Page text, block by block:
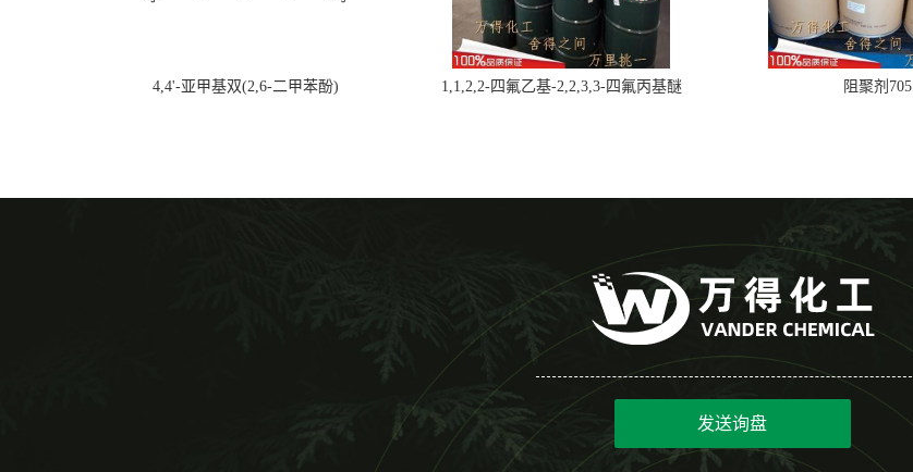
4,4'-亚甲基双(2,6-二甲苯酚) 1,1,2,2-四氟乙基-2,2,3,3-四氟丙基醚 阻聚剂705
发送询盘